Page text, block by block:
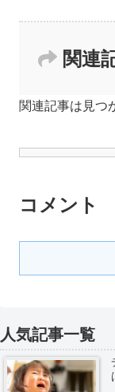
関連
関連記事は見つ
コメント
人気記事一覧